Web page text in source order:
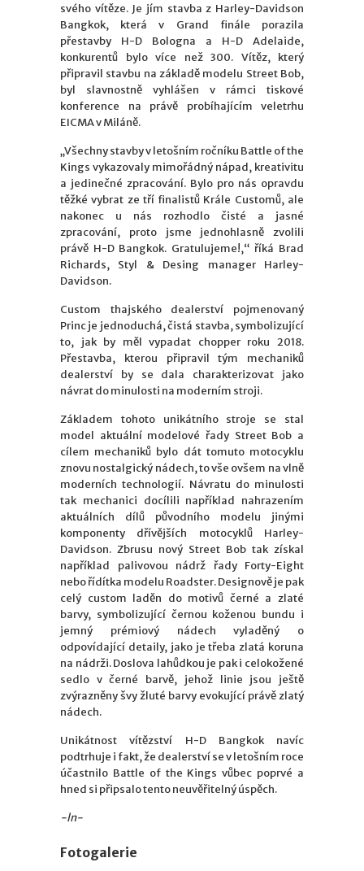
svého vítěze. Je jím stavba z Harley-Davidson
Bangkok, která v Grand finále porazila
přestavby H-D Bologna a H-D Adelaide,
konkurentů bylovíce než 300. Vítěz, který
připravil stavbu na základě modelu Street Bob,
byl slavnostně vyhlášen v rámci tiskové
konference na právě probíhajícím veletrhu
EICMA v Miláně.
„Všechny stavby v letošním ročníku Battle of the
Kings vykazovaly mimořádný nápad, kreativitu
a jedinečné zpracování. Bylo pro nás opravdu
těžké vybrat ze tří finalistů Krále Customů, ale
nakonec u nás rozhodlo čisté a jasné
zpracování, proto jsme jednohlasně zvolili
právě H-D Bangkok. Gratulujeme!,“ říká Brad
Richards, Styl & Desing manager Harley-
Davidson.
Custom thajského dealerství pojmenovaný
Princ je jednoduchá, čistá stavba, symbolizující
to, jak by měl vypadat chopper roku 2018.
Přestavba, kterou připravil tým mechaniků
dealerství by se dala charakterizovat jako
návrat do minulosti na moderním stroji.
Základem tohoto unikátního stroje se stal
model aktuální modelové řady Street Bob a
cílem mechaniků bylo dát tomuto motocyklu
znovu nostalgický nádech, to vše ovšem na vlně
moderních technologií. Návratu do minulosti
tak mechanici docílili například nahrazením
aktuálních dílů původního modelu jinými
komponenty dřívějších motocyklů Harley-
Davidson. Zbrusu nový Street Bob tak získal
například palivovou nádrž řady Forty-Eight
nebo řídítka modelu Roadster. Designově je pak
celý custom laděn do motivů černé a zlaté
barvy, symbolizující černou koženou bundu i
jemný prémiový nádech vyladěný o
odpovídající detaily, jako je třeba zlatá koruna
na nádrži. Doslova lahůdkou je pak i celokožené
sedlo v černé barvě, jehož linie jsou ještě
zvýrazněny švy žluté barvy evokující právě zlatý
nádech.
Unikátnost vítězství H-D Bangkok navíc
podtrhuje i fakt, že dealerství se v letošním roce
účastnilo Battle of the Kings vůbec poprvé a
hned si připsalo tento neuvěřitelný úspěch.
-ln-
Fotogalerie